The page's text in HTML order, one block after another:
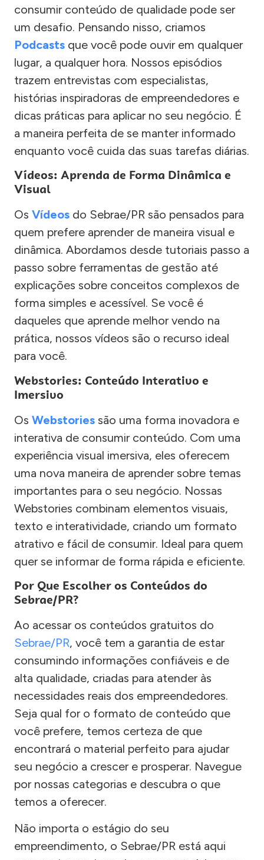
consumir conteúdo de qualidade pode ser
um desafio. Pensando nisso, criamos
Podcasts que você pode ouvir em qualquer
lugar, a qualquer hora. Nossos episódios
trazem entrevistas com especialistas,
histórias inspiradoras de empreendedores e
dicas práticas para aplicar no seu negócio. É
a maneira perfeita de se manter informado
enquanto você cuida das suas tarefas diárias.
Vídeos: Aprenda de Forma Dinâmica e
Visual
Os Vídeos do Sebrae/PR são pensados para
quem prefere aprender de maneira visual e
dinâmica. Abordamos desde tutoriais passo a
passo sobre ferramentas de gestão até
explicações sobre conceitos complexos de
forma simples e acessível. Se você é
daqueles que aprende melhor vendo na
prática, nossos vídeos são o recurso ideal
para você.
Webstories: Conteúdo Interativo e
Imersivo
Os Webstories são uma forma inovadora e
interativa de consumir conteúdo. Com uma
experiência visual imersiva, eles oferecem
uma nova maneira de aprender sobre temas
importantes para o seu negócio. Nossas
Webstories combinam elementos visuais,
texto e interatividade, criando um formato
atrativo e fácil de consumir. Ideal para quem
quer se informar de forma rápida e eficiente.
Por Que Escolher os Conteúdos do
Sebrae/PR?
Ao acessar os conteúdos gratuitos do
Sebrae/PR, você tem a garantia de estar
consumindo informações confiáveis e de
alta qualidade, criadas para atender às
necessidades reais dos empreendedores.
Seja qual for o formato de conteúdo que
você prefere, temos certeza de que
encontrará o material perfeito para ajudar
seu negócio a crescer e prosperar. Navegue
por nossas categorias e descubra o que
temos a oferecer.
Não importa o estágio do seu
empreendimento, o Sebrae/PR está aqui